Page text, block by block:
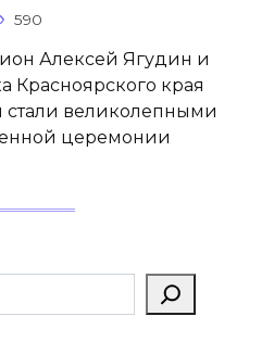
590
Алексей Ягудин и
Красноярского края
великолепными
церемонии